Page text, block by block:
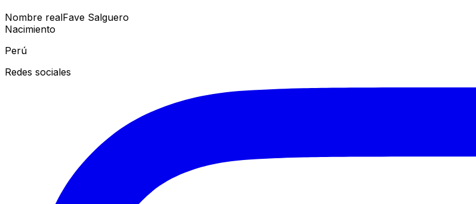
Nombre realFave Salguero
Nacimiento
Perú
Redes sociales